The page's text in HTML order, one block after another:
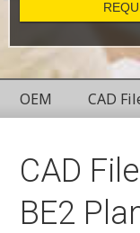
OEM CAD
CAD
BE2